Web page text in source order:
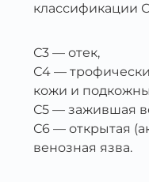
классификации
С3 — отек,
С4 —
кожи и
С5 — зажившая
С6 — открытая
венозная язва.